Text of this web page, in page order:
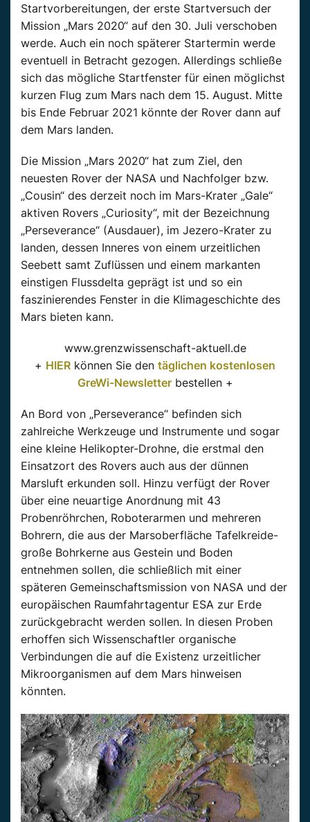
Startvorbereitungen, der erste Startversuch der
Mission „Mars 2020“ auf den 30. Juli verschoben
werde. Auch ein noch späterer Startermin werde
eventuell in Betracht gezogen. Allerdings schließe
sich das mögliche Startfenster für einen möglichst
kurzen Flug zum Mars nach dem 15. August. Mitte
bis Ende Februar 2021 könnte der Rover dann auf
dem Mars landen.
Die Mission „Mars 2020“ hat zum Ziel, den
neuesten Rover der NASA und Nachfolger bzw.
„Cousin“ des derzeit noch im Mars-Krater „Gale“
aktiven Rovers „Curiosity“, mit der Bezeichnung
„Perseverance“ (Ausdauer), im Jezero-Krater zu
landen, dessen Inneres von einem urzeitlichen
Seebett samt Zuflüssen und einem markanten
einstigen Flussdelta geprägt ist und so ein
faszinierendes Fenster in die Klimageschichte des
Mars bieten kann.
www.grenzwissenschaft-aktuell.de
+ HIER können Sie den täglichen kostenlosen
GreWi-Newsletterbestellen +
An Bord von „Perseverance“ befinden sich
zahlreiche Werkzeuge und Instrumente und sogar
eine kleine Helikopter-Drohne, die erstmal den
Einsatzort des Rovers auch aus der dünnen
Marsluft erkunden soll. Hinzu verfügt der Rover
über eine neuartige Anordnung mit 43
Probenröhrchen, Roboterarmen und mehreren
Bohrern, die aus der Marsoberfläche Tafelkreide-
große Bohrkerne aus Gestein und Boden
entnehmen sollen, die schließlich mit einer
späteren Gemeinschaftsmission von NASA und der
europäischen Raumfahrtagentur ESA zur Erde
zurückgebracht werden sollen. In diesen Proben
erhoffen sich Wissenschaftler organische
Verbindungen die auf die Existenz urzeitlicher
Mikroorganismen auf dem Mars hinweisen
könnten.